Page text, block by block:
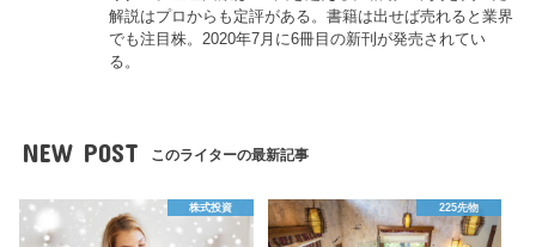
解説はプロからも定評がある。書籍は出せば売れると業界
でも注目株。2020年7月に6冊目の新刊が発売されてい
る。
NEW POST このライターの最新記事
株式投資 225先物